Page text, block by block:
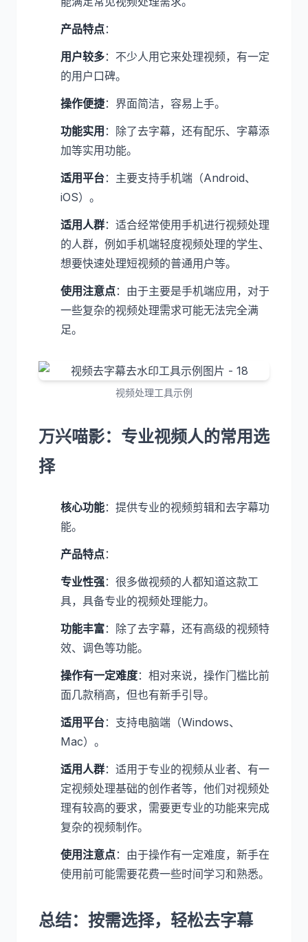
产品特点：
用户较多：不少人用它来处理视频，有一定
的用户口碑。
操作便捷：界面简洁，容易上手。
功能实用 ：除了去字幕，还有配乐、字幕添
加等实用功能。
适用平台：主要支持手机端（Android、
iOS）。
适用人群：适合经常使用手机进行视频处理
的人群，例如手机端轻度视频处理的学生、
想要快速处理短视频的普通用户等。
使用注意点：由于主要是手机端应用，对于
一些复杂的视频处理需求可能无法完全满
足。
视频处理工具示例
万兴喵影：专业视频人的常用选
择
核心功能：提供专业的视频剪辑和去字幕功
能。
产品特点：
专业性强：很多做视频的人都知道这款工
具，具备专业的视频处理能力。
功能丰富：除了去字幕，还有高级的视频特
效、调色等功能。
操作有一定难度：相对来说，操作门槛比前
面几款稍高，但也有新手引导。
适用平台：支持电脑端（Windows、
Mac）。
适用人群：适用于专业的视频从业者、有一
定视频处理基础的创作者等，他们对视频处
理有较高的要求，需要更专业的功能来完成
复杂的视频制作。
使用注意点：由于操作有一定难度，新手在
使用前可能需要花费一些时间学习和熟悉。
总结：按需选择，轻松去字幕